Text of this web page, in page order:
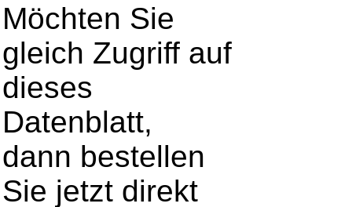
Möchten Sie
gleich Zugriff auf
dieses
Datenblatt,
dann bestellen
Sie jetzt direkt